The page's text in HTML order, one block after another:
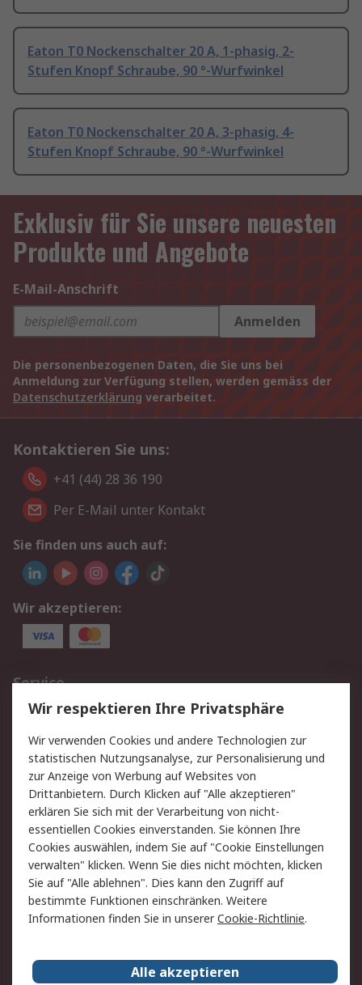
Eaton T0 Nockenschalter 20 A, 1-phasig, 2-
Stufen Knopf Schraube, 90 °-Wurfwinkel
Eaton T0 Nockenschalter 20 A, 3-phasig, 4-
Stufen Knopf Schraube, 90 °-Wurfwinkel
Exklusiv für Sie unsere neuesten
Produkte und Angebote
E-Mail-Anschrift
Anmelden
Die personenbezogenen Daten, die Sie uns bei
Anmeldung zur Verfügung stellen, werden gemäss der
Datenschutzerklärung verarbeitet.
Kontaktieren Sie uns:
+41 (44) 28 36 190
Per E-Mail unter Kontakt
Sie finden uns auch auf:
Wir akzeptieren:
Service
Value Added Services
Lieferlösungen
Rücksendungen
Kontakt
Hilfe
Rechtliches
AGB
Datenschutz
Cookie-Richtlinie
Zahlungsbedingungen
Copyright/Impressum
Über RS
Karriere bei RS
Nachhaltigkeit
Wir respektieren Ihre Privatsphäre
Wir verwenden Cookies und andere Technologien zur
statistischen Nutzungsanalyse, zur Personalisierung und
zur Anzeige von Werbung auf Websites von
Drittanbietern. Durch Klicken auf "Alle akzeptieren"
erklären Sie sich mit der Verarbeitung von nicht-
essentiellen Cookies einverstanden. Sie können Ihre
Cookies auswählen, indem Sie auf "Cookie Einstellungen
verwalten" klicken. Wenn Sie dies nicht möchten, klicken
Sie auf "Alle ablehnen". Dies kann den Zugriff auf
bestimmte Funktionen einschränken. Weitere
Informationen finden Sie in unsererCookie-Richtlinie.
Alle akzeptieren